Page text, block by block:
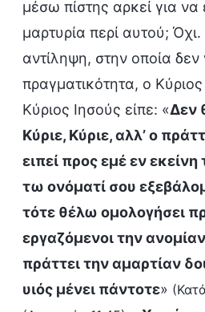
μέσω πίστης αρκεί για
μαρτυρία περί αυτού;
αντίληψη, στην οποία δεν
πραγματικότητα, ο
Κύριος Ιησούς είπε: «Δεν
Κύριε, Κύριε, αλλ’ ο
ειπεί προς εμέ εν
τω ονόματί σου
τότε θέλω ομολογήσει
εργαζόμενοι την ανομίαν
πράττει την αμαρτίαν
υιός μένει πάντοτε»